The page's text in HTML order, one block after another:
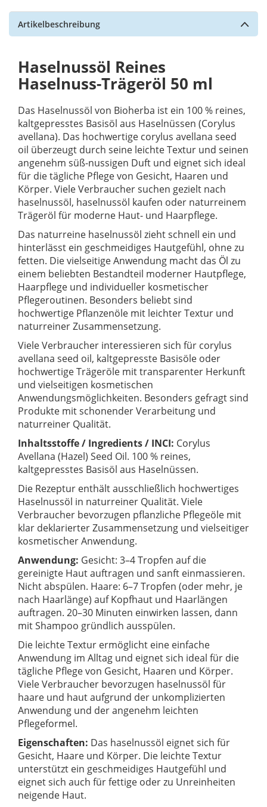
Artikelbeschreibung
Haselnussöl Reines
Haselnuss-Trägeröl 50 ml
Das Haselnussöl von Bioherba ist ein 100 % reines,
kaltgepresstes Basisöl aus Haselnüssen (Corylus
avellana). Das hochwertige corylus avellana seed
oil überzeugt durch seine leichte Textur und seinen
angenehm süß-nussigen Duft und eignet sich ideal
für die tägliche Pflege von Gesicht, Haaren und
Körper. Viele Verbraucher suchen gezielt nach
haselnussöl, haselnussöl kaufen oder naturreinem
Trägeröl für moderne Haut- und Haarpflege.
Das naturreine haselnussöl zieht schnell ein und
hinterlässt ein geschmeidiges Hautgefühl, ohne zu
fetten. Die vielseitige Anwendung macht das Öl zu
einem beliebten Bestandteil moderner Hautpflege,
Haarpflege und individueller kosmetischer
Pflegeroutinen. Besonders beliebt sind
hochwertige Pflanzenöle mit leichter Textur und
naturreiner Zusammensetzung.
Viele Verbraucher interessieren sich für corylus
avellana seed oil, kaltgepresste Basisöle oder
hochwertige Trägeröle mit transparenter Herkunft
und vielseitigen kosmetischen
Anwendungsmöglichkeiten. Besonders gefragt sind
Produkte mit schonender Verarbeitung und
naturreiner Qualität.
Inhaltsstoffe / Ingredients / INCI: Corylus
Avellana (Hazel) Seed Oil. 100 % reines,
kaltgepresstes Basisöl aus Haselnüssen.
Die Rezeptur enthält ausschließlich hochwertiges
Haselnussöl in naturreiner Qualität. Viele
Verbraucher bevorzugen pflanzliche Pflegeöle mit
klar deklarierter Zusammensetzung und vielseitiger
kosmetischer Anwendung.
Anwendung: Gesicht: 3–4 Tropfen auf die
gereinigte Haut auftragen und sanft einmassieren.
Nicht abspülen. Haare: 6–7 Tropfen (oder mehr, je
nach Haarlänge) auf Kopfhaut und Haarlängen
auftragen. 20–30 Minuten einwirken lassen, dann
mit Shampoo gründlich ausspülen.
Die leichte Textur ermöglicht eine einfache
Anwendung im Alltag und eignet sich ideal für die
tägliche Pflege von Gesicht, Haaren und Körper.
Viele Verbraucher bevorzugen haselnussöl für
haare und haut aufgrund der unkomplizierten
Anwendung und der angenehm leichten
Pflegeformel.
Eigenschaften: Das haselnussöl eignet sich für
Gesicht, Haare und Körper. Die leichte Textur
unterstützt ein geschmeidiges Hautgefühl und
eignet sich auch für fettige oder zu Unreinheiten
neigende Haut.